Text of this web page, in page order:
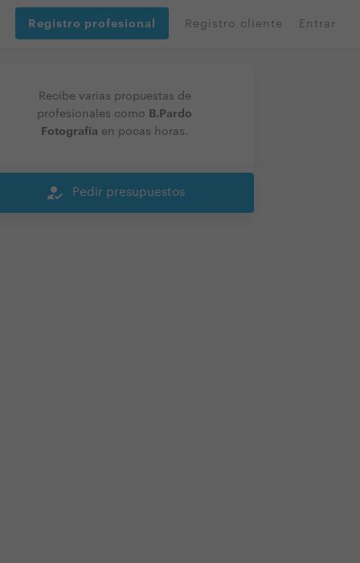
Registro profesional Registro cliente Entrar
Recibe varias propuestas de
profesionales como B.Pardo
Fotografia en pocas horas.
how_to_reg Pedir presupuestos